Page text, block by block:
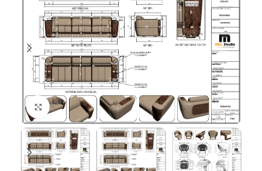
Click to enlarge